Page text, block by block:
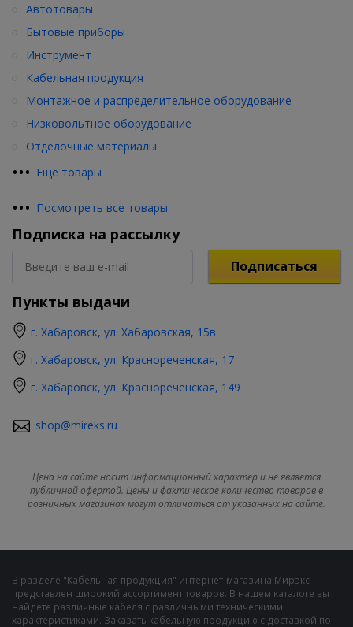
••• Еще товары
Автотовары
Бытовые приборы
Инструмент
Кабельная продукция
Монтажное и распределительное оборудование
Низковольтное оборудование
Отделочные материалы
••• Посмотреть все товары
Подписка на рассылку
Подписаться
Пункты выдачи
г. Хабаровск, ул. Хабаровская, 15в
г. Хабаровск, ул. Краснореченская, 17
г. Хабаровск, ул. Краснореченская, 149
shop@mireks.ru
Цена на сайте носит информационный характер и не является
публичной офертой. Цены и фактическое количество товаров в
розничных магазинах могут отличаться от указанных на сайте.
В разделе "Кабельная продукция" интернет-магазина Мирэкс
представлен широкий ассортимент товаров. В нашем каталоге вы
найдете различные кабеля с различными техническими
характеристиками. Заказать кабельную продукцию с доставкой по